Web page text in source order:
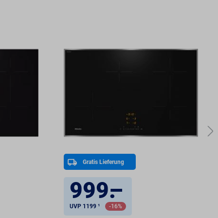
Gratis Lieferung
999.
–
UVP 1199 ¹ -16%